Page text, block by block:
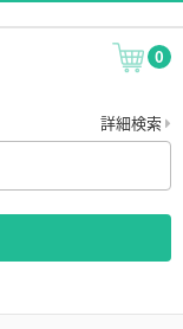
0
詳細検索